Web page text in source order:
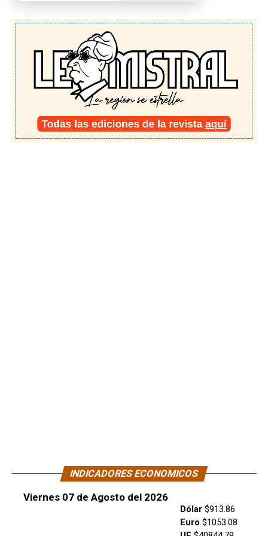
INDICADORES ECONOMICOS
Viernes 07 de Agosto del 2026
Dólar$913.86
Euro $1053.08